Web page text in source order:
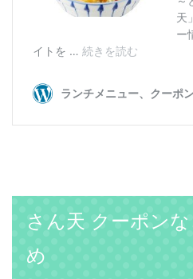
さん天 クーポン
め